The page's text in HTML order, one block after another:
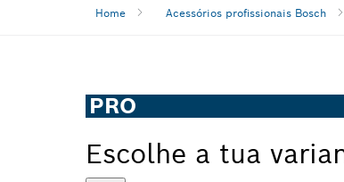
Home Acessórios profissionais Bosch
PRO
Escolhe a tua